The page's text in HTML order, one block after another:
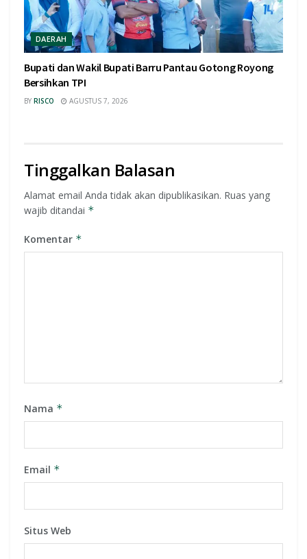
DAERAH
Bupati dan Wakil Bupati Barru Pantau Gotong Royong
Bersihkan TPI
BY RISCO AGUSTUS 7, 2026
Tinggalkan Balasan
Alamat email Anda tidak akan dipublikasikan. Ruas yang
wajib ditandai *
Komentar *
Nama *
Email *
Situs Web